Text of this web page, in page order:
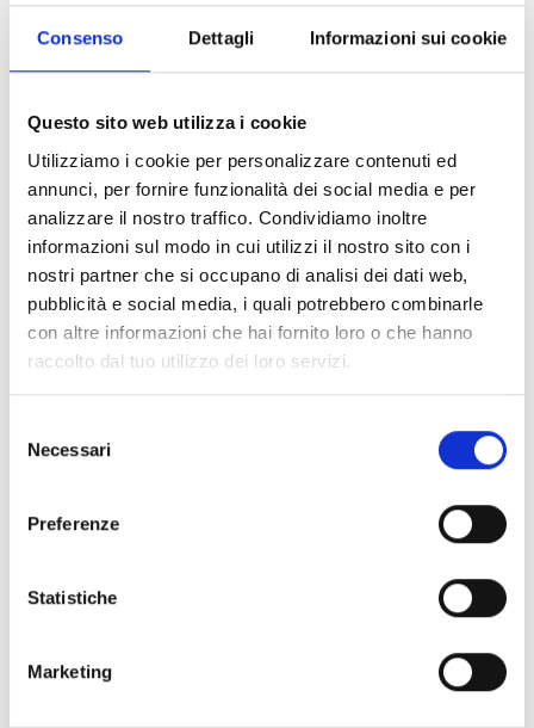
Consenso Dettagli Informazioni sui cookie
Questo sito web utilizza i cookie
Utilizziamo i cookie per personalizzare contenuti ed
annunci, per fornire funzionalità dei social media e per
analizzare il nostro traffico. Condividiamo inoltre
informazioni sul modo in cui utilizzi il nostro sito con i
nostri partner che si occupano di analisi dei dati web,
pubblicità e social media, i quali potrebbero combinarle
con altre informazioni che hai fornito loro o che hanno
raccolto dal tuo utilizzo dei loro servizi.
delNecessari
Preferenze
Statistiche
Marketing
Isopower
Ce produit vous intéresse ?
Demander
plus
d'informations
Trouver
un
distributeur
TROUVE-LE